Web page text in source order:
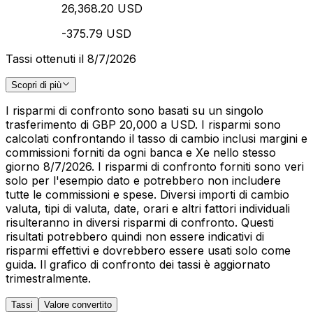
26,368.20 USD
-375.79 USD
Tassi ottenuti il 8/7/2026
Scopri di più
I risparmi di confronto sono basati su un singolo
trasferimento di GBP 20,000 a USD. I risparmi sono
calcolati confrontando il tasso di cambio inclusi margini e
commissioni forniti da ogni banca e Xe nello stesso
giorno 8/7/2026. I risparmi di confronto forniti sono veri
solo per l'esempio dato e potrebbero non includere
tutte le commissioni e spese. Diversi importi di cambio
valuta, tipi di valuta, date, orari e altri fattori individuali
risulteranno in diversi risparmi di confronto. Questi
risultati potrebbero quindi non essere indicativi di
risparmi effettivi e dovrebbero essere usati solo come
guida. Il grafico di confronto dei tassi è aggiornato
trimestralmente.
Tassi Valore convertito